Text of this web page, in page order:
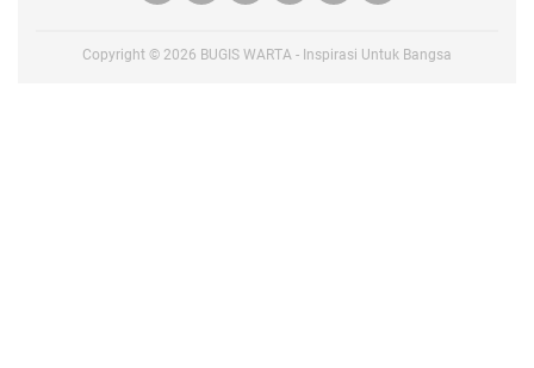
Copyright © 2026 BUGIS WARTA - Inspirasi Untuk Bangsa